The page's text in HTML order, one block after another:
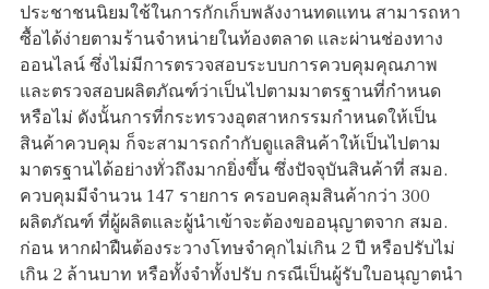
ประชาชนนิยมใช้ในการกักเก็บพลังงานทดแทน สามารถหา
ซื้อได้ง่ายตามร้านจำหน่ายในท้องตลาด และผ่านช่องทาง
ออนไลน์ ซึ่งไม่มีการตรวจสอบระบบการควบคุมคุณภาพ
และตรวจสอบผลิตภัณฑ์ว่าเป็นไปตามมาตรฐานที่กำหนด
หรือไม่ ดังนั้นการที่กระทรวงอุตสาหกรรมกำหนดให้เป็น
สินค้าควบคุม ก็จะสามารถกำกับดูแลสินค้าให้เป็นไปตาม
มาตรฐานได้อย่างทั่วถึงมากยิ่งขึ้น ซึ่งปัจจุบันสินค้าที่ สมอ.
ควบคุมมีจำนวน 147 รายการ ครอบคลุมสินค้ากว่า 300
ผลิตภัณฑ์ ที่ผู้ผลิตและผู้นำเข้าจะต้องขออนุญาตจาก สมอ.
ก่อน หากฝ่าฝืนต้องระวางโทษจำคุกไม่เกิน 2 ปี หรือปรับไม่
เกิน 2 ล้านบาท หรือทั้งจำทั้งปรับ กรณีเป็นผู้รับใบอนุญาตนำ